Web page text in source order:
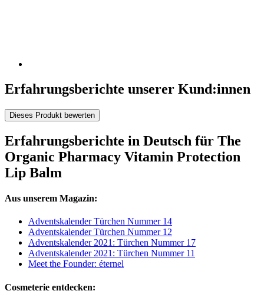
Erfahrungsberichte unserer Kund:innen
Dieses Produkt bewerten
Erfahrungsberichte in Deutsch für The
Organic Pharmacy Vitamin Protection
Lip Balm
Aus unserem Magazin:
Adventskalender Türchen Nummer 14
Adventskalender Türchen Nummer 12
Adventskalender 2021: Türchen Nummer 17
Adventskalender 2021: Türchen Nummer 11
Meet the Founder: éternel
Cosmeterie entdecken: